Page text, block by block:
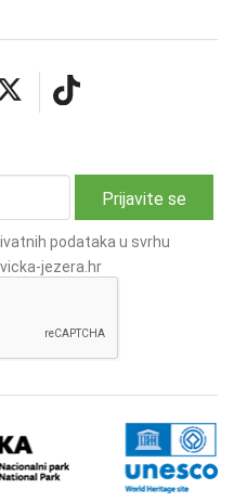
podataka u svrhu
jezera.hr